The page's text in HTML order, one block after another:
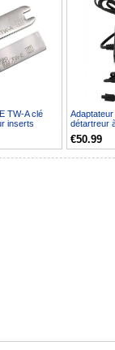
TW-A clé
inserts
détartreur
110V 220V
€50.99